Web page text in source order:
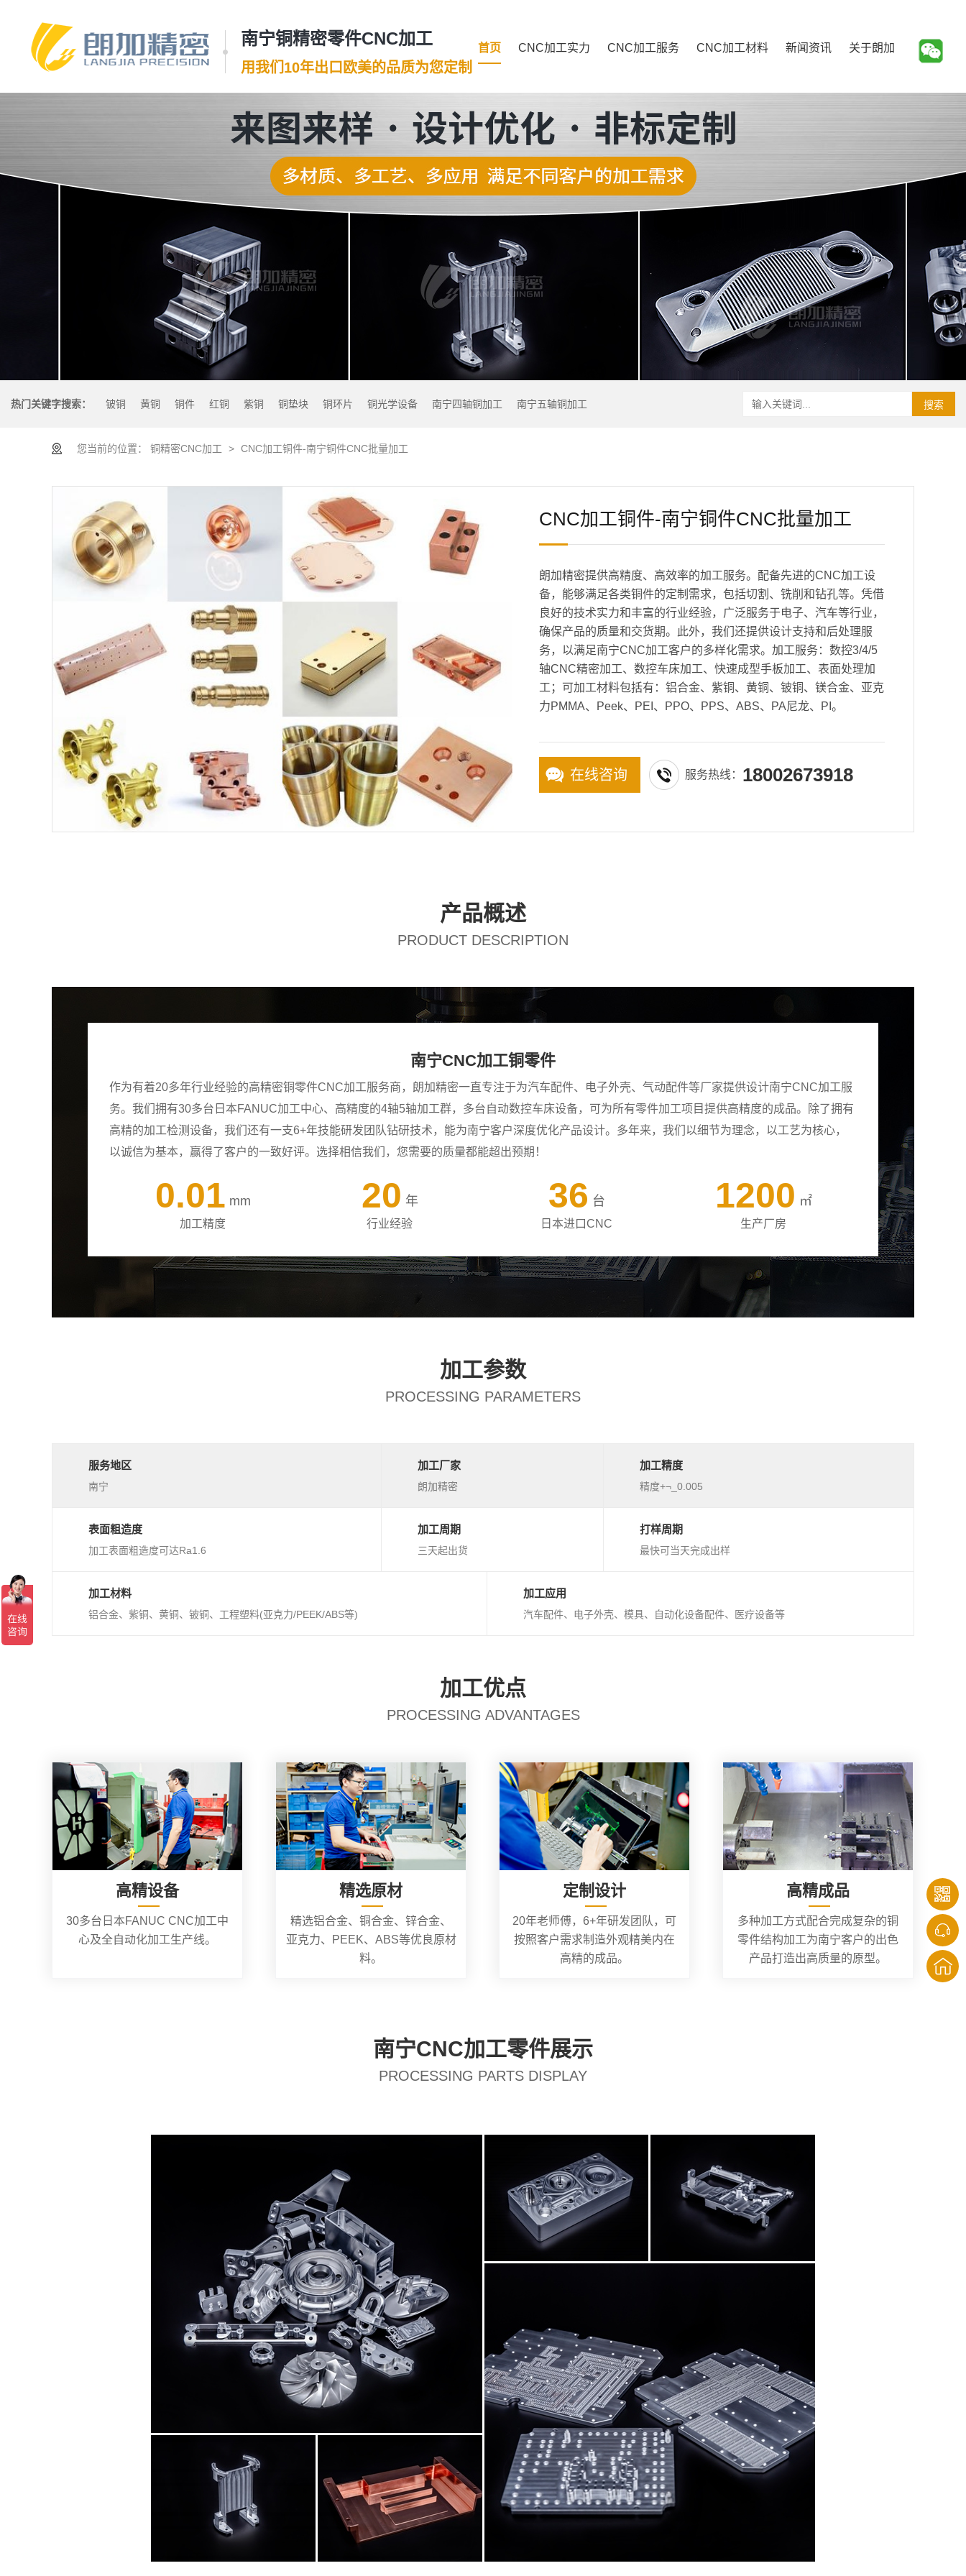
南宁铜精密零件CNC加工
用我们10年出口欧美的品质为您定制
首页 CNC加工实力 CNC加工服务 CNC加工材料 新闻资讯 关于朗加
热门关键字搜索： 铍铜 黄铜 铜件 红铜 紫铜 铜垫块 铜环片 铜光学设备 南宁四轴铜加工 南宁五轴铜加工 搜索
您当前的位置： 铜精密CNC加工 > CNC加工铜件-南宁铜件CNC批量加工
CNC加工铜件-南宁铜件CNC批量加工
朗加精密提供高精度、高效率的加工服务。配备先进的CNC加工设
备，能够满足各类铜件的定制需求，包括切割、铣削和钻孔等。凭借
良好的技术实力和丰富的行业经验，广泛服务于电子、汽车等行业，
确保产品的质量和交货期。此外，我们还提供设计支持和后处理服
务，以满足南宁CNC加工客户的多样化需求。加工服务：数控3/4/5
轴CNC精密加工、数控车床加工、快速成型手板加工、表面处理加
工；可加工材料包括有：铝合金、紫铜、黄铜、铍铜、镁合金、亚克
力PMMA、Peek、PEI、PPO、PPS、ABS、PA尼龙、PI。
在线咨询 服务热线： 18002673918
产品概述
PRODUCT DESCRIPTION
南宁CNC加工铜零件
作为有着20多年行业经验的高精密铜零件CNC加工服务商，朗加精密一直专注于为汽车配件、电子外壳、气动配件等厂家提供设计南宁CNC加工服
务。我们拥有30多台日本FANUC加工中心、高精度的4轴5轴加工群，多台自动数控车床设备，可为所有零件加工项目提供高精度的成品。除了拥有
高精的加工检测设备，我们还有一支6+年技能研发团队钻研技术，能为南宁客户深度优化产品设计。多年来，我们以细节为理念，以工艺为核心，
以诚信为基本，赢得了客户的一致好评。选择相信我们，您需要的质量都能超出预期！
0.01 mm
加工精度
20 年
行业经验
36 台
日本进口CNC
1200 ㎡
生产厂房
加工参数
PROCESSING PARAMETERS
服务地区
南宁
加工厂家
朗加精密
加工精度
精度+¬_0.005
表面粗造度
加工表面粗造度可达Ra1.6
加工周期
三天起出货
打样周期
最快可当天完成出样
加工材料
铝合金、紫铜、黄铜、铍铜、工程塑料(亚克力/PEEK/ABS等)
加工应用
汽车配件、电子外壳、模具、自动化设备配件、医疗设备等
加工优点
PROCESSING ADVANTAGES
高精设备
30多台日本FANUC CNC加工中
心及全自动化加工生产线。
精选原材
精选铝合金、铜合金、锌合金、
亚克力、PEEK、ABS等优良原材
料。
定制设计
20年老师傅，6+年研发团队，可
按照客户需求制造外观精美内在
高精的成品。
高精成品
多种加工方式配合完成复杂的铜
零件结构加工为南宁客户的出色
产品打造出高质量的原型。
南宁CNC加工零件展示
PROCESSING PARTS DISPLAY